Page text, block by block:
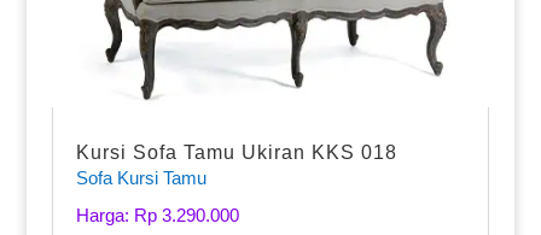
Kursi Sofa Tamu Ukiran KKS 018
Sofa Kursi Tamu
Harga: Rp 3.290.000